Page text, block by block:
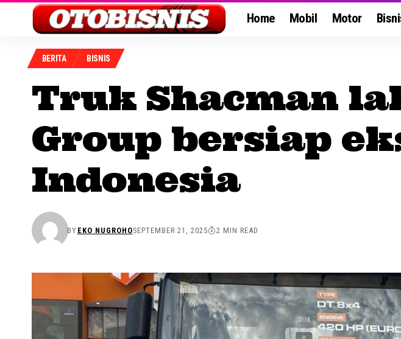
Home Mobil Motor
BERITA BISNIS
Truk Shacman
Group bersiap
Indonesia
BY EKO NUGROHOSEPTEMBER 21, 2025 2 MIN READ